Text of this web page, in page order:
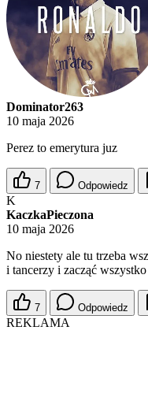
Dominator263
10 maja 2026
Perez to emerytura juz
7 Odpowiedz
K
KaczkaPieczona
10 maja 2026
No niestety ale tu trzeba
i tancerzy i zacząć
7 Odpowiedz
REKLAMA